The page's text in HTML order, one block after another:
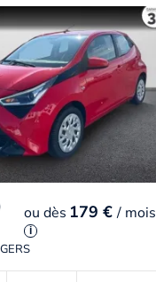
oudès 179 €/ mois
i